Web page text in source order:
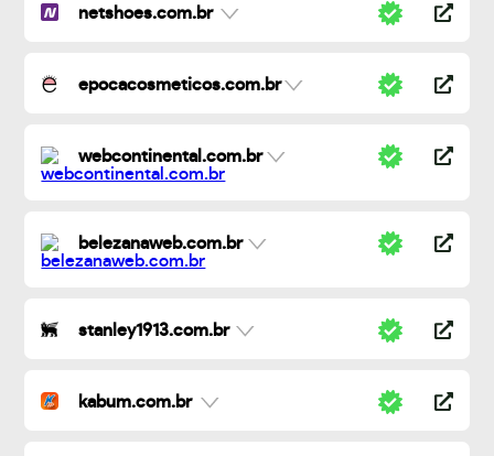
netshoes.com.br
epocacosmeticos.com.br
webcontinental.com.br
belezanaweb.com.br
stanley1913.com.br
kabum.com.br